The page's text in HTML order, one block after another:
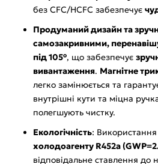
без CFC/HCFC забезпечує
Продуманий дизайн та
самозакривними,
під 105°, що забезпечує
вивантаження. Магнітне
легко замінюється та
внутрішні кути та міцна
полегшують чистку.
Екологічність: Використання
холодоагенту R452a
відповідальне ставлення до